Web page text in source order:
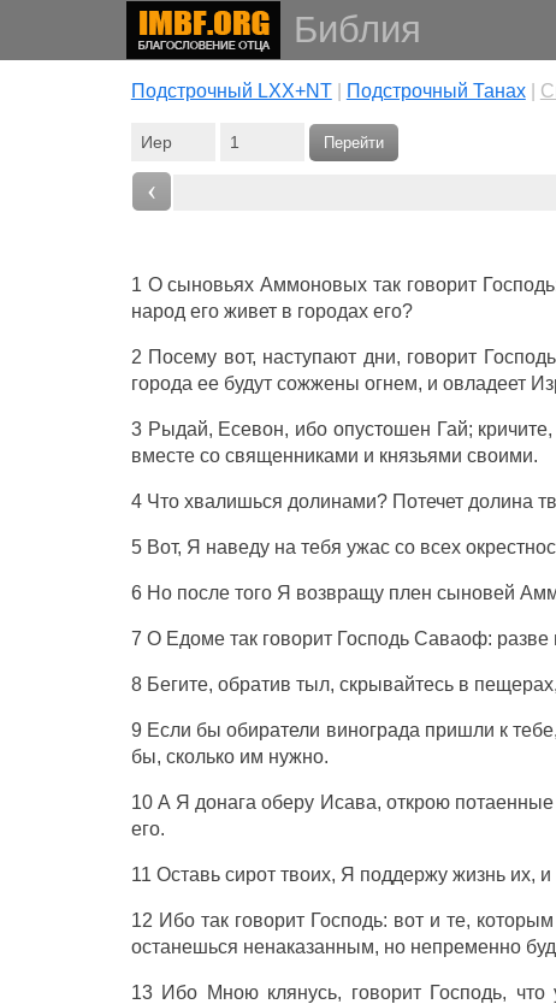
Библия
Подстрочный LXX+NT| Подстрочный Танах|
Перейти
‹
1 Осыновьях Аммоновых так говорит Господь
народ его живетв городахего?
2 Посему вот, наступают дни, говорит Господь
города ее будут сожжены огнем, и овладеет
3 Рыдай, Есевон, ибо опустошен Гай; кричите,
вместесо священниками и князьями своими.
4 Что хвалишься долинами? Потечет долина
5 Вот, Я наведуна тебя ужассо всех
6 Но послетого Я возвращу плен сыновей
7 О Едометак говорит Господь Саваоф: разве
8 Бегите, обратив тыл, скрывайтесьв пещерах,
9 Если быобиратели винограда пришли к
бы, сколько им нужно.
10 А Я донага оберу Исава, открою потаенные
его.
11 Оставь сироттвоих, Я поддержу жизньих, и
12 Ибо так говорит Господь: вот и те,
останешься ненаказанным, но непременно
13 Ибо Мною клянусь, говорит Господь, что